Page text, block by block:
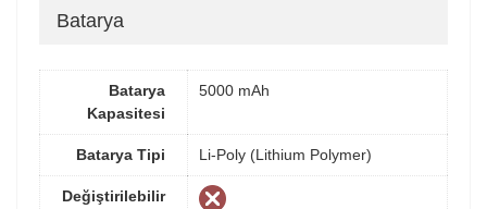
Batarya
Batarya
Kapasitesi
5000 mAh
Batarya Tipi Li-Poly (Lithium Polymer)
Değiştirilebilir